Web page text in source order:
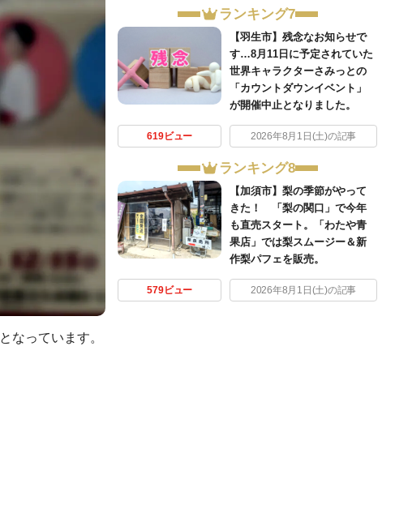
なっています。
ランキング7
【羽生市】残念なお知らせで
す…8月11日に予定されていた
世界キャラクターさみっとの
「カウントダウンイベント」
が開催中止となりました。
619ビュー 2026年8月1日(土)の記事
ランキング8
【加須市】梨の季節がやって
きた！ 「梨の関口」で今年
も直売スタート。「わたや青
果店」では梨スムージー＆新
作梨パフェを販売。
579ビュー 2026年8月1日(土)の記事